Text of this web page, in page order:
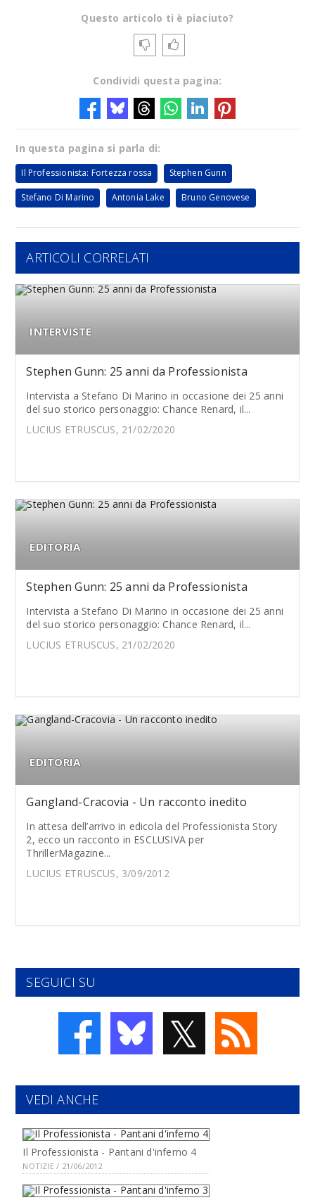
Questo articolo ti è piaciuto?
Condividi questa pagina:
In questa pagina si parla di:
Il Professionista: Fortezza rossa Stephen Gunn
Stefano Di Marino Antonia Lake Bruno Genovese
ARTICOLI CORRELATI
INTERVISTE
Stephen Gunn: 25 anni da Professionista
Intervista a Stefano Di Marino in occasione dei 25 anni
del suo storico personaggio: Chance Renard, il...
LUCIUS ETRUSCUS, 21/02/2020
EDITORIA
Stephen Gunn: 25 anni da Professionista
Intervista a Stefano Di Marino in occasione dei 25 anni
del suo storico personaggio: Chance Renard, il...
LUCIUS ETRUSCUS, 21/02/2020
EDITORIA
Gangland-Cracovia - Un racconto inedito
In attesa dell’arrivo in edicola del Professionista Story
2, ecco un racconto in ESCLUSIVA per
ThrillerMagazine...
LUCIUS ETRUSCUS, 3/09/2012
SEGUICI SU
𝕏
VEDI ANCHE
Il Professionista - Pantani d'inferno 4
NOTIZIE / 21/06/2012